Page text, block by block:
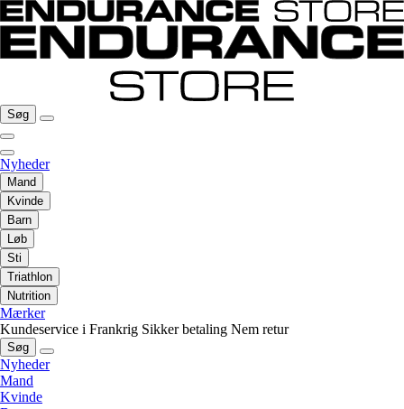
Søg
Nyheder
Mand
Kvinde
Barn
Løb
Sti
Triathlon
Nutrition
Mærker
Kundeservice i Frankrig Sikker betaling Nem retur
Søg
Nyheder
Mand
Kvinde